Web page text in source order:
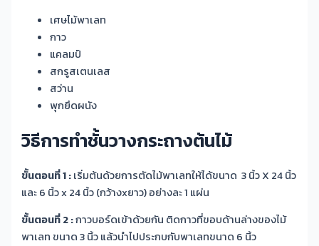
เศษไม้พาเลท
กาว
แคลมป์
สกรูสเตนเลส
สว่าน
พุกยึดผนัง
วิธีการทำชั้นวางกระถางต้นไม้
ขั้นตอนที่ 1 :เริ่มต้นด้วยการตัดไม้พาเลทให้ได้ขนาด 3 นิ้วX 24 นิ้ว
และ 6 นิ้วx24 นิ้ว (กว้างxยาว) อย่างละ 1 แผ่น
ขั้นตอนที่ 2 :กาวบอร์ดเข้าด้วยกัน ติดกาวที่ขอบด้านล่างของไม้
พาเลท ขนาด 3 นิ้ว แล้วนำไปประกบกับพาเลทขนาด 6 นิ้ว